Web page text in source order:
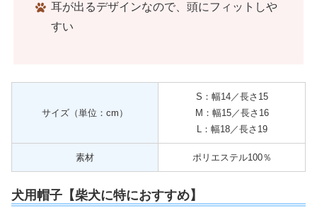
耳が出るデザインなので、頭にフィットしや
すい
サイズ（単位：cm）
S：幅14／長さ15
M：幅15／長さ16
L：幅18／長さ19
素材 ポリエステル100％
犬用帽子【柴犬に特におすすめ】